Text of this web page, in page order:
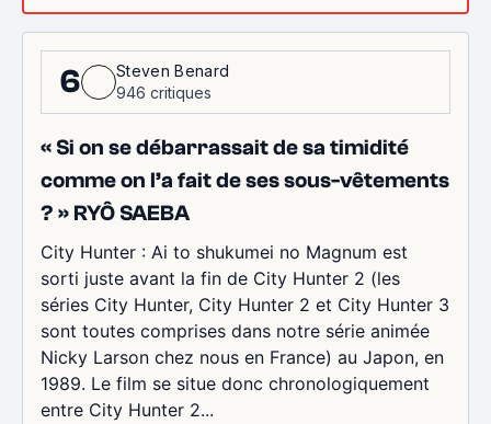
6
Steven Benard
946 critiques
« Si on se débarrassait de sa timidité
comme on l’a fait de ses sous-vêtements
? » RYÔ SAEBA
City Hunter : Ai to shukumei no Magnum est
sorti juste avant la fin de City Hunter 2 (les
séries City Hunter, City Hunter 2 et City Hunter 3
sont toutes comprises dans notre série animée
Nicky Larson chez nous en France) au Japon, en
1989. Le film se situe donc chronologiquement
entre City Hunter 2...